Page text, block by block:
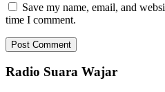
Save my name, email, and
time I comment.
Radio Suara Wajar